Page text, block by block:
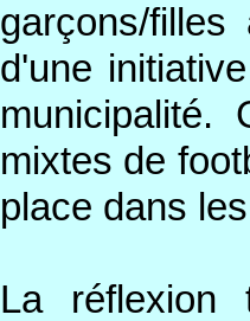
garçons/
d'une
municipalité.
mixtes de
place dans
La réflexion